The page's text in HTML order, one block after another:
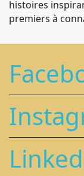
histoires
premiers à